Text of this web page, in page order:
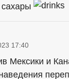
17:40
Мексики и